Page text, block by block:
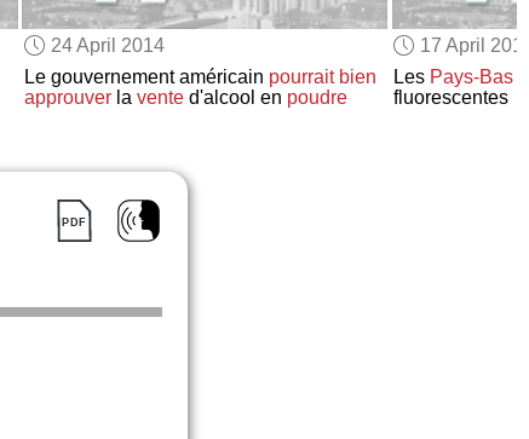
ALEXA
ADJUST COLORS
24 April 2014
Le gouvernement américain pourrait bien
approuverla vented'alcool en poudre
17 April
Les Pays-Bas
fluorescentes